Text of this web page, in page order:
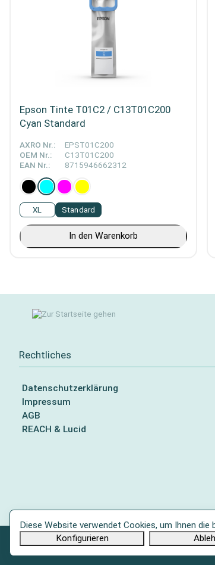
Epson Tinte T01C2 / C13T01C200
Cyan Standard
AXRO Nr.:
EPST01C200
OEM Nr.:
C13T01C200
EAN Nr.:
8715946662312
Standard
XL
In den Warenkorb
Rechtliches
Datenschutzerklärung
Impressum
AGB
REACH & Lucid
Diese Website verwendet Cookies, um Ihnen
Konfigurieren